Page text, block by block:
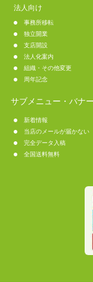
法人向け
事務所移転
独立開業
支店開設
法人化案内
組織・その他変更
周年記念
サブメニュー・バナー
新着情報
当店のメールが届かない
完全データ入稿
全国送料無料